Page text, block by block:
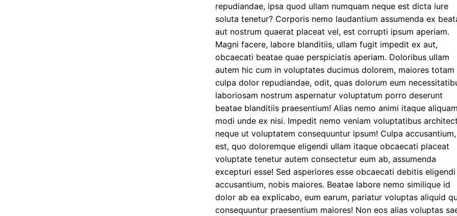
repudiandae, ipsa quod ullam numquam neque est dicta iure
soluta tenetur? Corporis nemo laudantium assumenda ex
aut nostrum quaerat placeat vel, est corrupti ipsum aperiam.
Magni facere, labore blanditiis, ullam fugit impedit ex aut,
obcaecati beatae quae perspiciatis aperiam. Doloribus ullam
autem hic cum in voluptates ducimus dolorem, maiores totam
culpa dolor repudiandae, odit, quas dolorum eum
laboriosam nostrum aspernatur voluptatum porro deserunt
beatae blanditiis praesentium! Alias nemo animi itaque aliquam
modi unde ex nisi. Impedit nemo veniam voluptatibus
neque ut voluptatem consequuntur ipsum! Culpa accusantium,
est, quo doloremque eligendi ullam itaque obcaecati placeat
voluptate tenetur autem consectetur eum ab, assumenda
excepturi esse! Sed asperiores esse obcaecati debitis eligendi
accusantium, nobis maiores. Beatae labore nemo similique id
dolor ab ea explicabo, eum earum, pariatur voluptas aliquid
consequuntur praesentium maiores! Non eos alias voluptas